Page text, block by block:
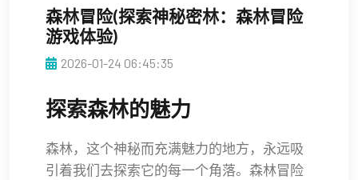
森林冒险(探索神秘密林：森林冒险
游戏体验)
2026-01-24 06:45:35
探索森林的魅力
森林，这个神秘而充满魅力的地方，永远吸
引着我们去探索它的每一个角落。森林冒险